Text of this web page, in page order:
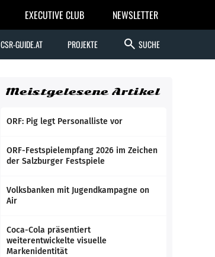
EXECUTIVE CLUB NEWSLETTER
CSR-GUIDE.AT PROJEKTE search SUCHE
Meistgelesene Artikel
ORF: Pig legt Personalliste vor
ORF-Festspielempfang 2026 im Zeichen
der Salzburger Festspiele
Volksbanken mit Jugendkampagne on
Air
Coca-Cola präsentiert
weiterentwickelte visuelle
Markenidentität